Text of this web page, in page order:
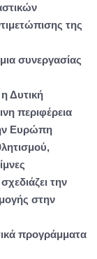
της
συνεργασίας
Δυτική
περιφέρεια
Ευρώπη
την
στην
προγράμματα